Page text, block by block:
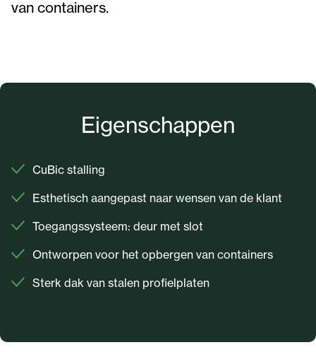
van containers.
Eigenschappen
CuBic stalling
Esthetisch aangepast naar wensen van de klant
Toegangssysteem: deur met slot
Ontworpen voor het opbergen van containers
Sterk dak van stalen profielplaten